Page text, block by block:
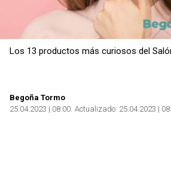
Los 13 productos más curiosos del
Begoña Tormo
25.04.2023 | 08:00 Actualizado: 25.04.2023 |